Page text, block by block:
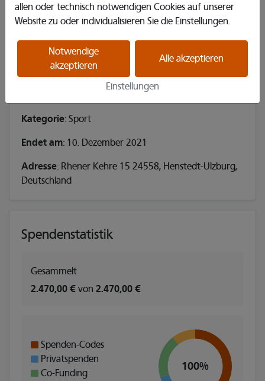
allen oder technisch notwendigen Cookies auf unserer
Website zu oder individualisieren Sie die Einstellungen.
Notwendige
akzeptieren
Alle akzeptieren
Einstellungen
Spendenstatistik
Gesammelt
2.470,00 € von 2.470,00 €
Spenden-Codes
Privatspenden
Co-Funding
100%
Dieses Projekt ist bereits vollständig finanziert.
Kategorie: Sport
Endet am: 10. Dezember 2021
Adresse: Rhener Kehre 15 24558, Henstedt-Ulzburg,
Deutschland